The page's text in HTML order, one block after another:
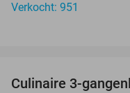
Verkocht: 951
Culinaire 3-